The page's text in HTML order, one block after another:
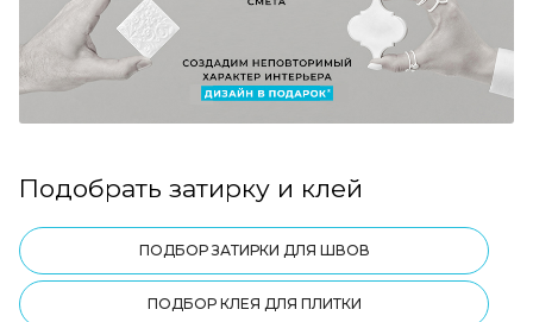
Подобрать затирку и клей
ПОДБОР ЗАТИРКИ ДЛЯ ШВОВ
ПОДБОР КЛЕЯ ДЛЯ ПЛИТКИ